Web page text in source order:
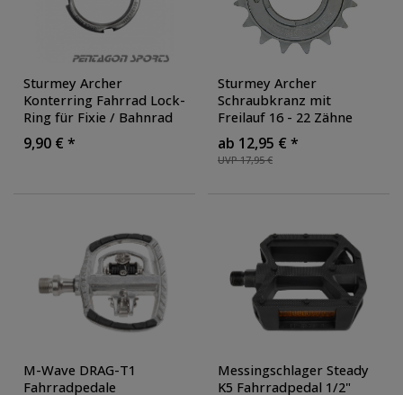
Sturmey Archer
Konterring Fahrrad Lock-
Ring für Fixie / Bahnrad
Nabe Singespeed Fixie
Bike Urban
9,90 € *
Sturmey Archer
Schraubkranz mit
Freilauf 16 - 22 Zähne
Singlespeed
UVP 17,95 €
ab 12,95 € *
M-Wave DRAG-T1
Fahrradpedale
Messingschlager Steady
K5 Fahrradpedal 1/2"